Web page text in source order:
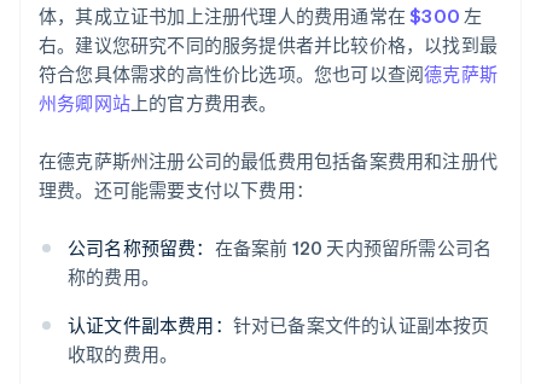
体，其成立证书加上注册代理人的费用通常在$300 左
右。建议您研究不同的服务提供者并比较价格，以找到最
符合您具体需求的高性价比选项。您也可以查阅德克萨斯
州务卿网站 上的官方费用表。
在德克萨斯州注册公司的最低费用包括备案费用和注册代
理费。还可能需要支付以下费用：
公司名称预留费： 在备案前 120 天内预留所需公司名
称的费用。
认证文件副本费用： 针对已备案文件的认证副本按页
收取的费用。